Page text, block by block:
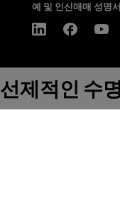
예 및 인신매매 성명서
선제적인 수